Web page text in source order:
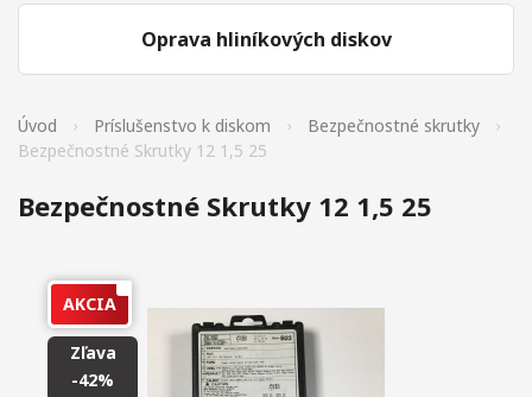
Oprava hliníkových diskov
Úvod Príslušenstvo k diskom
Bezpečnostné skrutky
Bezpečnostné Skrutky 12 1,5 25
Bezpečnostné Skrutky 12 1,5 25
AKCIA
Zľava
-42%